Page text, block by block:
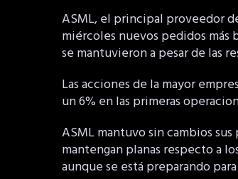
ASML, el principal proveedor
miércoles nuevos pedidos más
se mantuvieron a pesar de las
Las acciones de la mayor
un 6% en las primeras
ASML mantuvo sin cambios
mantengan planas respecto a
aunque se está preparando